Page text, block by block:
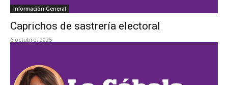
Información General
Caprichos de sastrería electoral
6 octubre, 2025